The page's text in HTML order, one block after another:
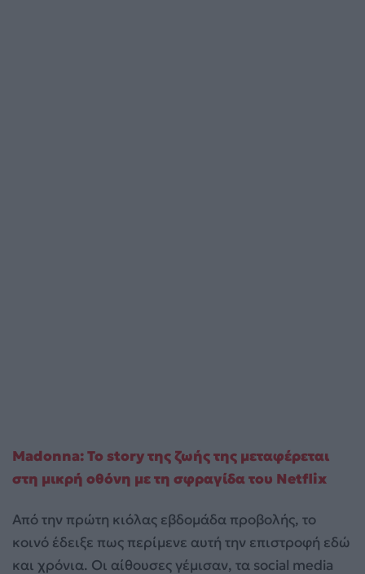
Madonna: Το story της ζωής της μεταφέρεται
στη μικρή οθόνη με τη σφραγίδα του Netflix
Από την πρώτη κιόλας εβδομάδα προβολής, το
κοινό έδειξε πως περίμενε αυτή την επιστροφή εδώ
και χρόνια. Οι αίθουσες γέμισαν, τα social media